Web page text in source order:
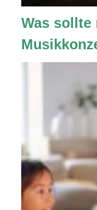
Was sollte